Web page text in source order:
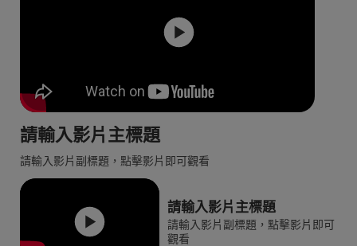
請輸入影片主標題
請輸入影片副標題，點擊影片即可觀看
請輸入影片主標題
請輸入影片副標題，點擊影片即可
觀看